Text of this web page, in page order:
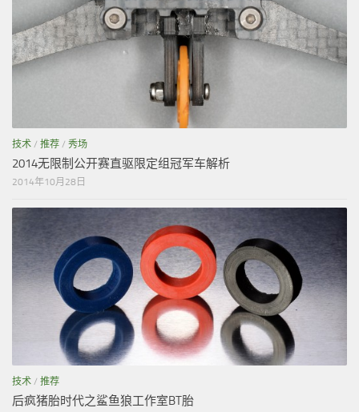
技术 / 推荐 / 秀场
2014无限制公开赛直驱限定组冠军车解析
2014年10月28日
技术 / 推荐
后疯猪胎时代之鲨鱼狼工作室BT胎